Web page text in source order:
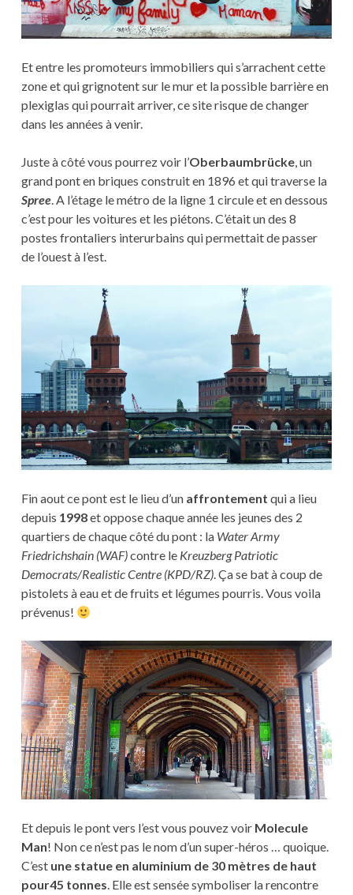
Et entre les promoteurs immobiliers qui s’arrachent cette
zone et qui grignotent sur le mur et la possible barrière en
plexiglas qui pourrait arriver, ce site risque de changer
dans les années à venir.
Juste à côté vous pourrez voir l’Oberbaumbrücke, un
grand pont en briques construit en 1896 et qui traverse la
Spree. A l’étage le métro de la ligne 1 circule et en dessous
c’est pour les voitures et les piétons. C’était un des 8
postes frontaliers interurbains qui permettait de passer
de l’ouest à l’est.
Fin aout ce pont est le lieu d’un affrontement qui a lieu
depuis 1998et oppose chaque année les jeunes des 2
quartiers de chaque côté du pont : la Water Army
Friedrichshain (WAF)contre le Kreuzberg Patriotic
Democrats/Realistic Centre (KPD/RZ). Ça se bat à coup de
pistolets à eau et de fruits et légumes pourris. Vous voila
prévenus!
Et depuis le pont vers l’est vous pouvez voir Molecule
Man! Non ce n’est pas le nom d’un super-héros … quoique.
C’estune statue en aluminium de 30 mètres de haut
pour45 tonnes. Elle est sensée symboliser la rencontre